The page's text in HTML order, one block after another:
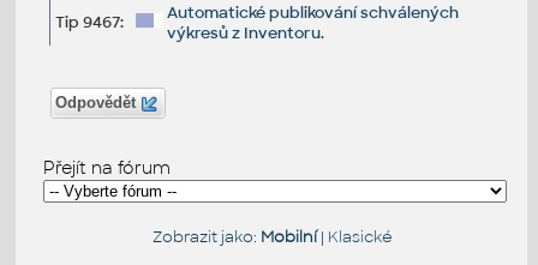
Tip 9467:
Automatické publikování schválených
výkresů z Inventoru.
Odpovědět
Přejít na fórum
Zobrazit jako: Mobilní| Klasické